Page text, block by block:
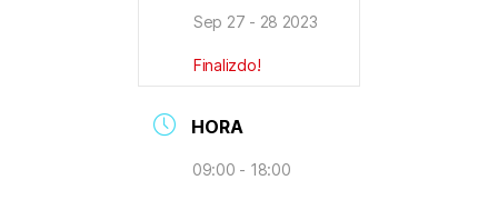
Sep 27 - 28 2023
Finalizdo!
HORA
09:00 - 18:00